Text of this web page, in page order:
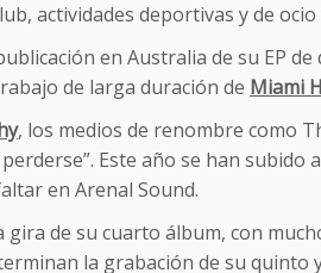
actividades deportivas y de
en Australia de su EP
de larga duración de Miami
, los medios de renombre como
Este año se han
en Arenal Sound.
gira de su cuarto álbum, con
la grabación de su quinto